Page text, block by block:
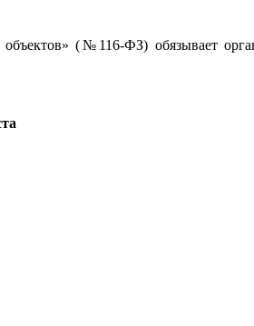
(№116-ФЗ) обязывает